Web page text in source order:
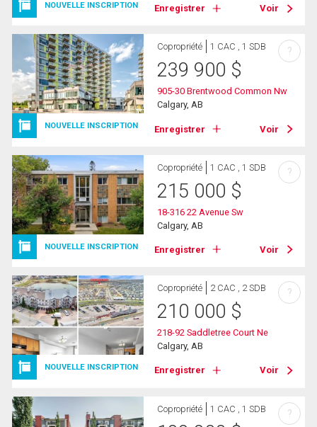
NOUVELLE INSCRIPTION Enregistrer Voir
NOUVELLE INSCRIPTION
Copropriété 1 CAC , 1 SDB
239 900 $
905-30 Brentwood Common Nw
Calgary, AB
Enregistrer Voir
?
NOUVELLE INSCRIPTION
Copropriété 1 CAC , 1 SDB
215 000 $
18-316 22 Avenue Sw
Calgary, AB
Enregistrer Voir
?
NOUVELLE INSCRIPTION
Copropriété 2 CAC , 2 SDB
210 000 $
218-92 Saddletree Court Ne
Calgary, AB
Enregistrer Voir
?
Copropriété 1 CAC , 1 SDB ?